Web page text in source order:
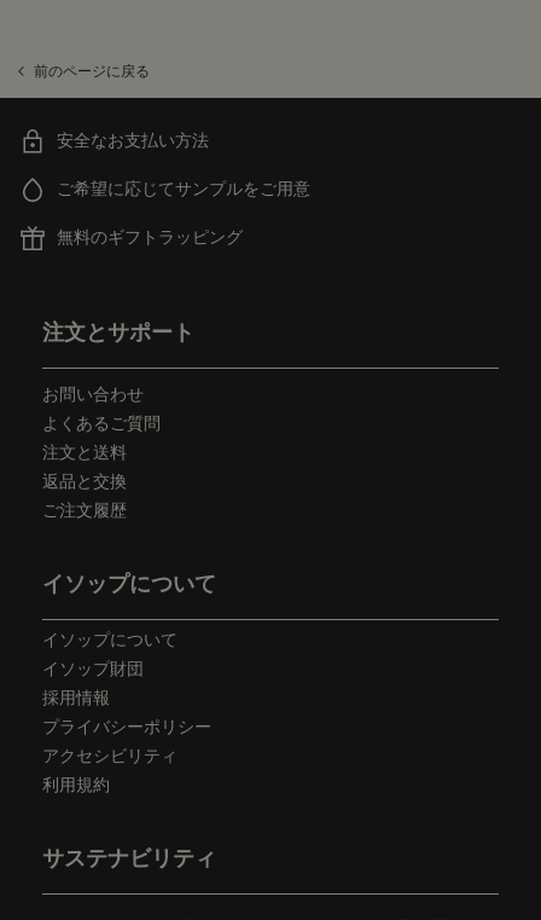
前のページに戻る
安全なお支払い方法
ご希望に応じてサンプルをご用意
無料のギフトラッピング
注文とサポート
お問い合わせ
よくあるご質問
注文と送料
返品と交換
ご注文履歴
イソップについて
イソップについて
イソップ財団
採用情報
プライバシーポリシー
アクセシビリティ
利用規約
サステナビリティ